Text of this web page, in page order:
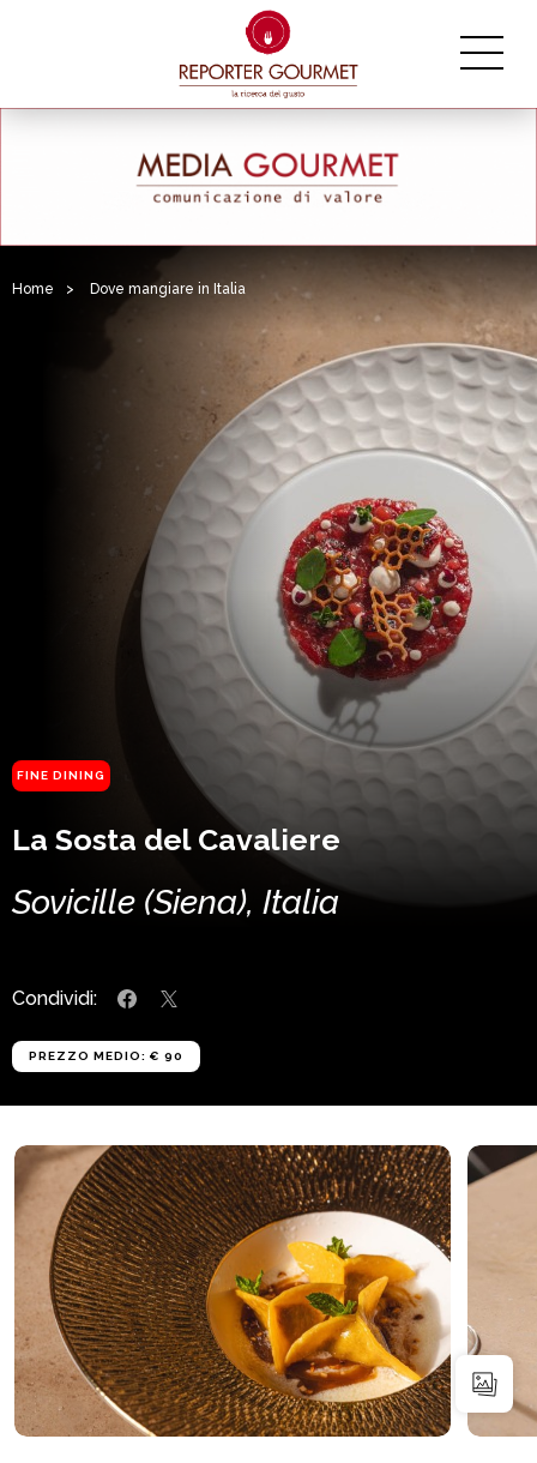
Home > Dove mangiare in Italia
FINE DINING
La Sosta del Cavaliere
Sovicille (Siena), Italia
Condividi:
PREZZO MEDIO: € 90